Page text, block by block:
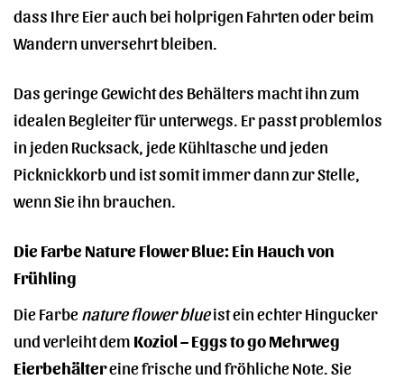
dass Ihre Eier auch bei holprigen Fahrten oder beim
Wandern unversehrt bleiben.
Das geringe Gewicht des Behälters macht ihn zum
idealen Begleiter für unterwegs. Er passt problemlos
in jeden Rucksack, jede Kühltasche und jeden
Picknickkorb und ist somit immer dann zur Stelle,
wenn Sie ihn brauchen.
Die Farbe Nature Flower Blue: Ein Hauch von
Frühling
Die Farbenature flower blueist ein echter Hingucker
und verleiht dem Koziol – Eggs to go Mehrweg
Eierbehältereine frische und fröhliche Note. Sie